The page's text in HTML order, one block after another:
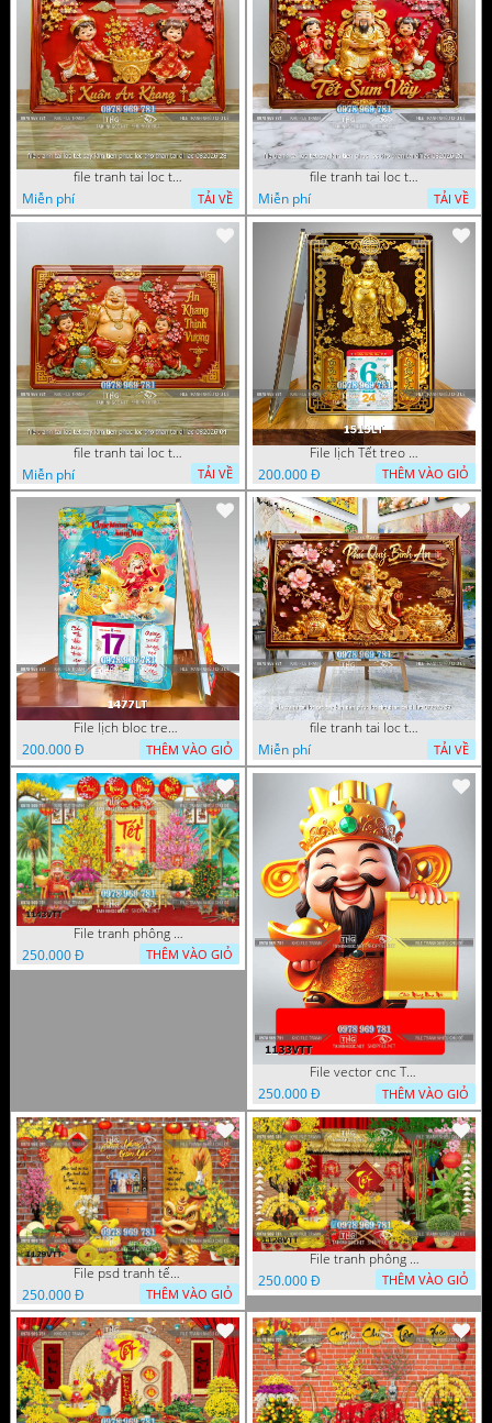
file tranh tai loc tet cay kim tien phuc loc tho than tai di lac 082026 28
Miễn phí
TẢI VỀ
file tranh tai loc tet cay kim tien phuc loc tho than tai di lac 082026 20
Miễn phí
TẢI VỀ
file tranh tai loc tet cay kim tien phuc loc tho than tai di lac 082026 04
Miễn phí
TẢI VỀ
File lịch Tết treo tường di lặc vàng gold 1515LT
200.000 Đ
THÊM VÀO GIỎ
File lịch bloc treo tường thần tài cưỡi cá chép thuận buồm xuôi gió 1477LT
200.000 Đ
THÊM VÀO GIỎ
file tranh tai loc tet cay kim tien phuc loc tho than tai di lac 072026 39
Miễn phí
TẢI VỀ
File tranh phông nền background tết chụp hình chụp ảnh tết thần tài mai đào xuân 1143VTT
250.000 Đ
THÊM VÀO GIỎ
File vector cnc Tết thần tài lịch tài lộc cầm vàng tết 1133VTT
250.000 Đ
THÊM VÀO GIỎ
File psd tranh tết năm mới background phông nền tết mai đào bánh tét 1129VTT
250.000 Đ
THÊM VÀO GIỎ
File tranh phông nền background décor tết 1128VTT
250.000 Đ
THÊM VÀO GIỎ